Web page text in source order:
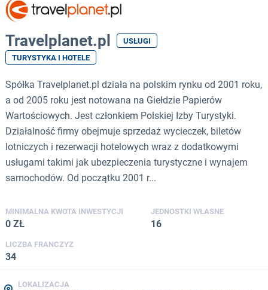
Travelplanet.pl
USŁUGI
TURYSTYKA I HOTELE
Spółka Travelplanet.pl działa na polskim rynku od 2001 roku,
a od 2005 roku jest notowana na Giełdzie Papierów
Wartościowych. Jest członkiem Polskiej Izby Turystyki.
Działalność firmy obejmuje sprzedaż wycieczek, biletów
lotniczych i rezerwacji hotelowych wraz z dodatkowymi
usługami takimi jak ubezpieczenia turystyczne i wynajem
samochodów. Od początku 2001 r...
MINIMALNA KWOTA INWESTYCJI
0 ZŁ
JEDNOSTKI WŁASNE
16
LICZBA FRANCZYZ
34
LOKALIZACJA